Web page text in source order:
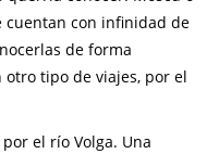
cuentan con infinidad de
de forma
tipo de viajes, por el
el río Volga. Una